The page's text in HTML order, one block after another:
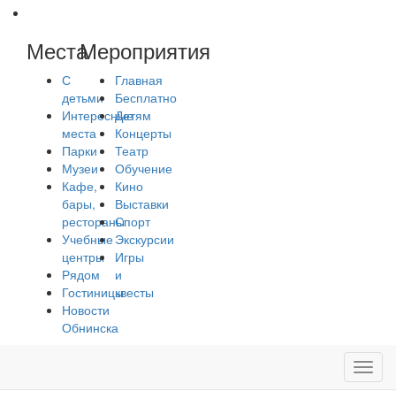
Места
С
детьми
Интересные
места
Парки
Музеи
Кафе,
бары,
рестораны
Учебные
центры
Рядом
Гостиницы
Новости
Обнинска
Мероприятия
Главная
Бесплатно
Детям
Концерты
Театр
Обучение
Кино
Выставки
Спорт
Экскурсии
Игры
и
квесты